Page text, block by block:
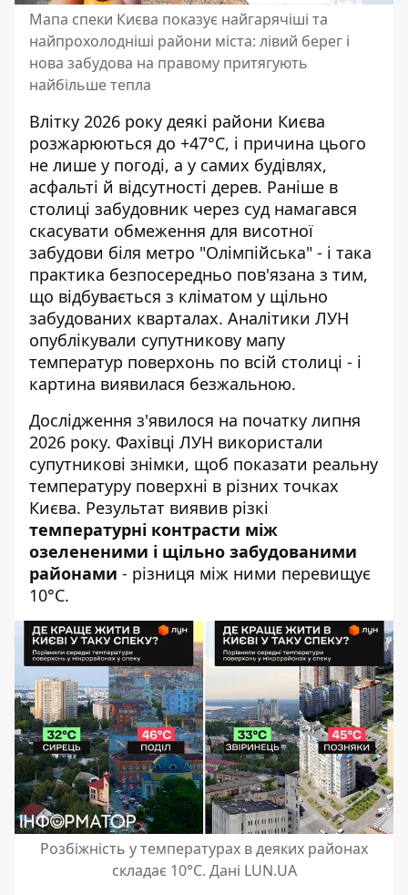
Мапа спеки Києва показує найгарячіші та
найпрохолодніші райони міста: лівий берег і
нова забудова на правому притягують
найбільше тепла
Влітку 2026 року деякі райони Києва
розжарюються до +47°C, і причина цього
не лише у погоді, а у самих будівлях,
асфальті й відсутності дерев. Раніше в
столиці забудовник через суд намагався
скасувати обмеження для висотної
забудови біля метро "Олімпійська" - і така
практика безпосередньо пов'язана з тим,
що відбувається з кліматом у щільно
забудованих кварталах. Аналітики ЛУН
опублікували супутникову мапу
температур поверхонь по всій столиці - і
картина виявилася безжальною.
Дослідження з'явилося на початку липня
2026 року. Фахівці ЛУН використали
супутникові знімки, щоб показати реальну
температуру поверхні в різних точках
Києва. Результат виявив різкі
температурні контрасти між
озелененими і щільно забудованими
районами - різниця між ними перевищує
10°C.
Розбіжність у температурах в деяких районах
складає 10°С. Дані LUN.UA